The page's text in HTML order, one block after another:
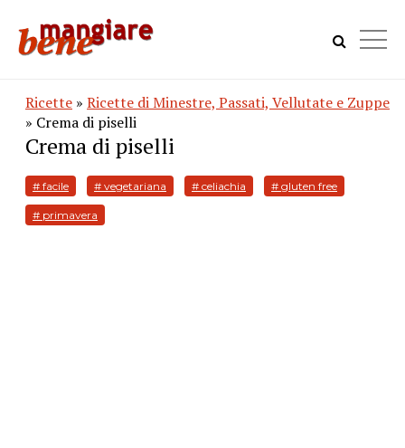
Ricette » Ricette di Minestre, Passati, Vellutate e Zuppe
» Crema di piselli
Crema di piselli
# facile # vegetariana # celiachia # gluten free
# primavera